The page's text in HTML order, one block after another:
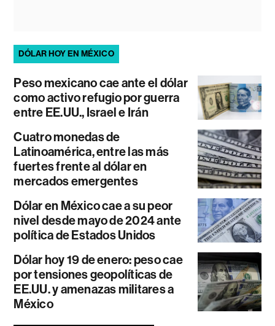
DÓLAR HOY EN MÉXICO
Peso mexicano cae ante el dólar
como activo refugio por guerra
entre EE.UU., Israel e Irán
Cuatro monedas de
Latinoamérica, entre las más
fuertes frente al dólar en
mercados emergentes
Dólar en México cae a su peor
nivel desde mayo de 2024 ante
política de Estados Unidos
Dólar hoy 19 de enero: peso cae
por tensiones geopolíticas de
EE.UU. y amenazas militares a
México